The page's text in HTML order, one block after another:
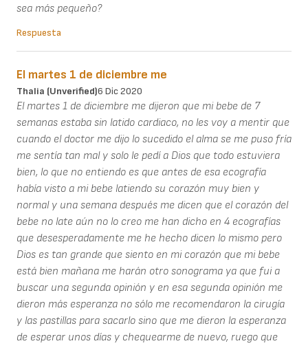
sea más pequeño?
Respuesta
El martes 1 de diciembre me
Thalia (unverified)6 Dic 2020
El martes 1 de diciembre me dijeron que mi bebe de 7
semanas estaba sin latido cardiaco, no les voy a mentir que
cuando el doctor me dijo lo sucedido el alma se me puso fría
me sentía tan mal y solo le pedí a Dios que todo estuviera
bien, lo que no entiendo es que antes de esa ecografía
había visto a mi bebe latiendo su corazón muy bien y
normal y una semana después me dicen que el corazón del
bebe no late aún no lo creo me han dicho en 4 ecografías
que desesperadamente me he hecho dicen lo mismo pero
Dios es tan grande que siento en mi corazón que mi bebe
está bien mañana me harán otro sonograma ya que fui a
buscar una segunda opinión y en esa segunda opinión me
dieron más esperanza no sólo me recomendaron la cirugía
y las pastillas para sacarlo sino que me dieron la esperanza
de esperar unos días y chequearme de nuevo, ruego que